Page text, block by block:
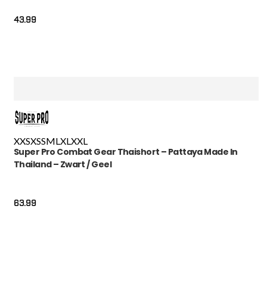
43.99
XXSXSSMLXLXXL
Super Pro Combat Gear Thaishort – Pattaya Made In
Thailand – Zwart / Geel
63.99